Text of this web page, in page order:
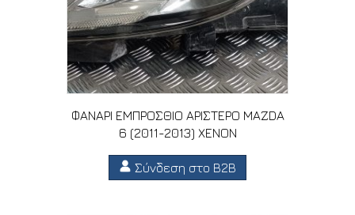
ΦΑΝΑΡΙ ΕΜΠΡΟΣΘΙΟ ΑΡΙΣΤΕΡΟ MAZDA
6 (2011-2013) XENON
Σύνδεση στο B2B